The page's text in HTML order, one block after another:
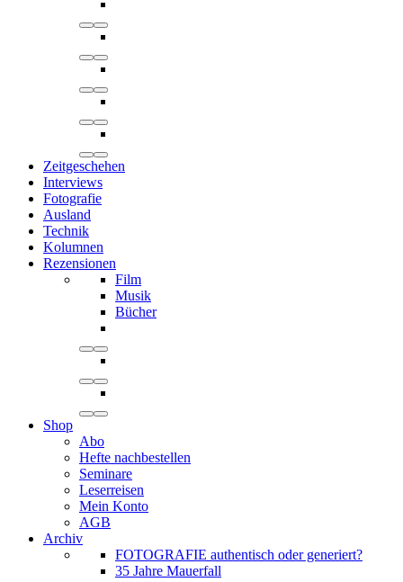
Zeitgeschehen
Interviews
Fotografie
Ausland
Technik
Kolumnen
Rezensionen
Film
Musik
Bücher
Shop
Abo
Hefte nachbestellen
Seminare
Leserreisen
Mein Konto
AGB
Archiv
FOTOGRAFIE authentisch oder generiert?
35 Jahre Mauerfall